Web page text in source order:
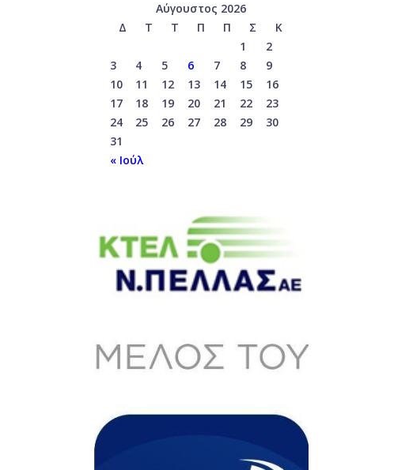
Αύγουστος 2026
Δ
Τ Τ Π Π Σ
Κ
1
2
3
4 5 6 7 8
9
10
11 12 13 14 15
16
17
18 19 20 21 22
23
24
25 26 27 28 29
30
31
« Ιούλ